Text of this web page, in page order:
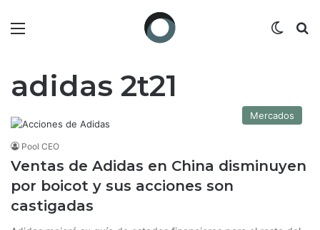
adidas 2t21
Mercados
Pool CEO
Ventas de Adidas en China disminuyen
por boicot y sus acciones son
castigadas